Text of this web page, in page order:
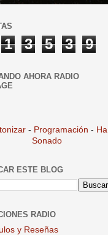
1 3 5 3 9
AHORA RADIO
- Programación - Ha
Sonado
ESTE BLOG
RADIO
y Reseñas